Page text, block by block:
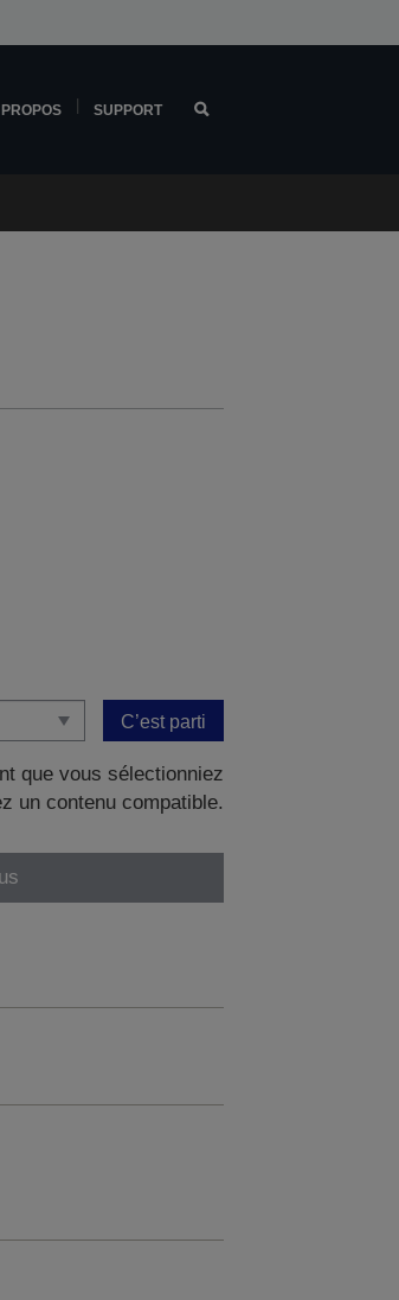
SUPPORT
C’est parti
que vous sélectionniez
un contenu compatible.